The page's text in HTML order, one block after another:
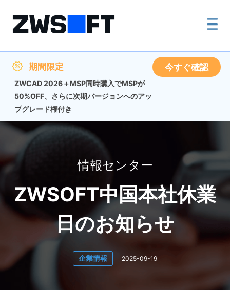
期間限定
ZWCAD 2026＋MSP同時購入でMSPが
50%OFF、さらに次期バージョンへのアッ
プグレード権付き
今すぐ確認
情報センター
ZWSOFT中国本社休業
日のお知らせ
企業情報 2025-09-19